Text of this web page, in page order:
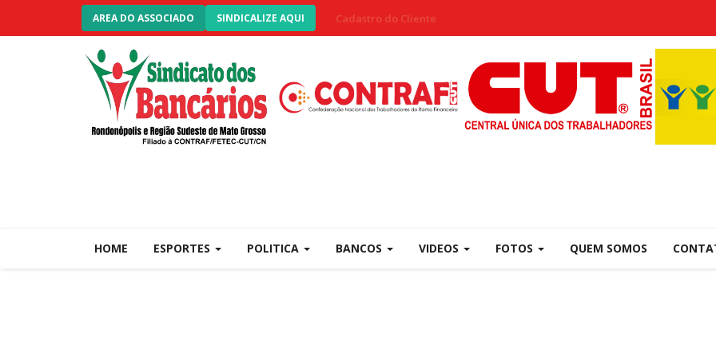
AREA DO ASSOCIADO SINDICALIZE AQUI Cadastro do Cliente
HOME ESPORTES POLITICA BANCOS VIDEOS FOTOS QUEM SOMOS